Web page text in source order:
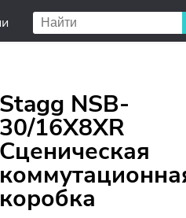
Stagg NSB-
30/16X8XR
Сценическая
коробка